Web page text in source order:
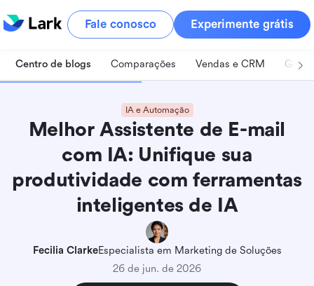
Fale conosco Experimente grátis
Centro de blogs Comparações Vendas e CRM
IA e Automação
Melhor Assistente de E-mail
com IA: Unifique sua
produtividade com ferramentas
inteligentes de IA
Fecilia ClarkeEspecialista em Marketing de Soluções
26 de jun. de 2026